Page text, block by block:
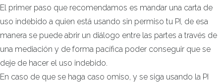
El primer paso que recomendamos es mandar una carta de
uso indebido a quien está usando sin permiso tu PI, de esa
manera se puede abrir un diálogo entre las partes a través de
una mediación y de forma pacífica poder conseguir que se
deje de hacer el uso indebido.
En caso de que se haga caso omiso, y se siga usando la PI